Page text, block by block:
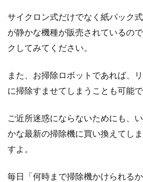
サイクロン式だけでなく紙パック
が静かな機種が販売されているの
クしてみてください。
また、お掃除ロボットであれば、
に掃除すませてしまうことも可能で
ご近所迷惑にならないためにも、
かな最新の掃除機に買い換えてし
すよ。
毎日「何時まで掃除機かけられる